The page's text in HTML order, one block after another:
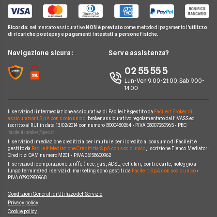
Noleggio Lungo Termine
News
Contatti
Migliori Offerte Gas
Miglior Fornitore Energia Elettrica
Miglior Fornitore Gas
Acea
Gas Natural
A2A
Edison
Iren
Optima
Sorgenia
Fornitori Energetici
Guida Luce e Gas
Domande Luce e Gas
Glossario Gas e Luce
Notizie Luce e Gas
Argomenti in evidenza Gas e Luce
Ricorda: nel mercato assicurativo NON è previsto come metodo di pagamento l'utilizzo
di ricariche postepay e pagamenti intestati a persone fisiche.
Navigazione sicura: Serve assistenza?
02 55 55 5
Lun-Ven 9:00-21:00; Sab 9.00-
14.00
Il servizio di intermediazione assicurativa di Facile.it è gestito da Facile.it Broker di
assicurazioni S.p.A. con socio unico, broker assicurativo regolamentato dall'IVASS ed
iscritto al RUI in data 13/02/2014 con numero B000480264 • P.IVA 08007250965 • PEC
Il servizio di mediazione creditizia per i mutui e per il credito al consumo di Facile.it è
gestito da Facile.it Mediazione Creditizia S.p.A. con socio unico , iscrizione Elenco Mediatori
Creditizi OAM numero M201 • P.IVA 06158600962
Il servizio di comparazione tariffe (luce, gas, ADSL, cellulari, conti e carte, noleggio a
lungo termine) ed i servizi di marketing sono gestiti da Facile.it S.p.A. con socio unico•
P.IVA 07902950968
Condizioni Generali di Utilizzo del Servizio
Privacy policy
Cookie policy